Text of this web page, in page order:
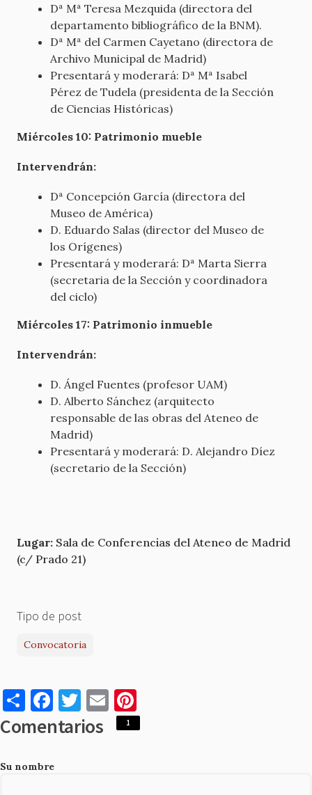
Dª Mª Teresa Mezquida (directora del
departamento bibliográfico de la BNM).
Dª Mª del Carmen Cayetano (directora de
Archivo Municipal de Madrid)
Presentará y moderará: Dª Mª Isabel
Pérez de Tudela (presidenta de la Sección
de Ciencias Históricas)
Miércoles 10: Patrimonio mueble
Intervendrán:
Dª Concepción García (directora del
Museo de América)
D. Eduardo Salas (director del Museo de
los Orígenes)
Presentará y moderará: Dª Marta Sierra
(secretaria de la Sección y coordinadora
del ciclo)
Miércoles 17: Patrimonio inmueble
Intervendrán:
D. Ángel Fuentes (profesor UAM)
D. Alberto Sánchez (arquitecto
responsable de las obras del Ateneo de
Madrid)
Presentará y moderará: D. Alejandro Díez
(secretario de la Sección)
Lugar: Sala de Conferencias del Ateneo de Madrid
(c/ Prado 21)
Tipo de post
Convocatoria
S
h
ar
e
F
a
c
e
T
w
it
E
m nt
Comentarios 1
Su nombre